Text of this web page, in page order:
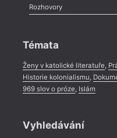
Literární zítřky
Celá rubrika
Rozhovory
Témata
Ženy v katolické literatuře,
Historie kolonialismu,
969 slov o próze, Islám
Vyhledávání